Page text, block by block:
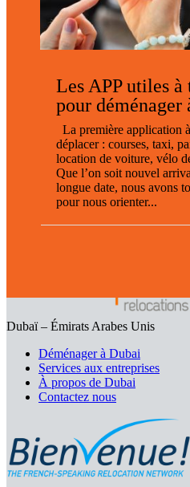
Les APP utiles à
pour déménager
La première application
déplacer : courses, taxi,
location de voiture, vélo
Que l’on soit nouvel
longue date, nous avons
pour nous orienter...
Dubaï – Émirats Arabes Unis
Déménager à Dubai
Services aux entreprises
À propos de Dubai
Contactez nous